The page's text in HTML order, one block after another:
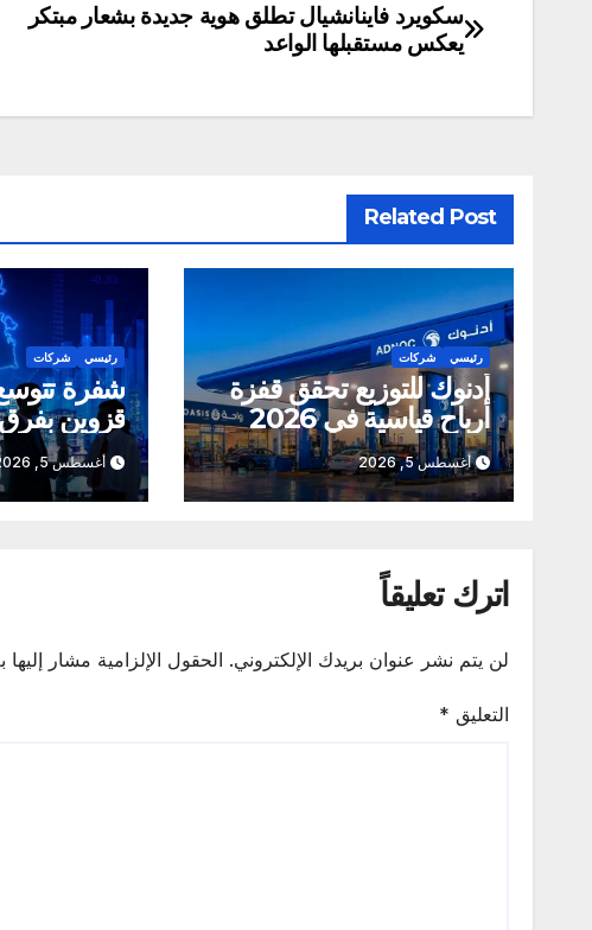
تصفّح
سكويرد فاينانشيال تطلق هوية جديدة بشعار مبتكر
يعكس مستقبلها الواعد
Related Post
رئيسي شركات
أدنوك للتوزيع تحقق قفزة
أرباح قياسية في 2026
أغسطس 5, 2026
رئيسي شركات
شفرة
قزوين بفرق
الاصطناعي
أغسطس 5, 2026
اترك تعليقاً
لن يتم نشر عنوان بريدك الإلكتروني. الحقول الإلزامية مشار إليها
التعليق *